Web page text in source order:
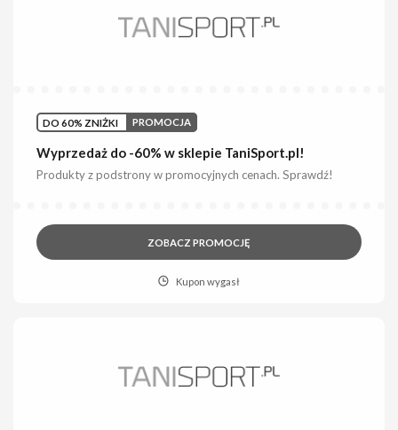
DO 60% ZNIŻKI PROMOCJA
Wyprzedaż do -60% w sklepie TaniSport.pl!
Produkty z podstrony w promocyjnych cenach. Sprawdź!
ZOBACZ PROMOCJĘ
Kupon wygasł